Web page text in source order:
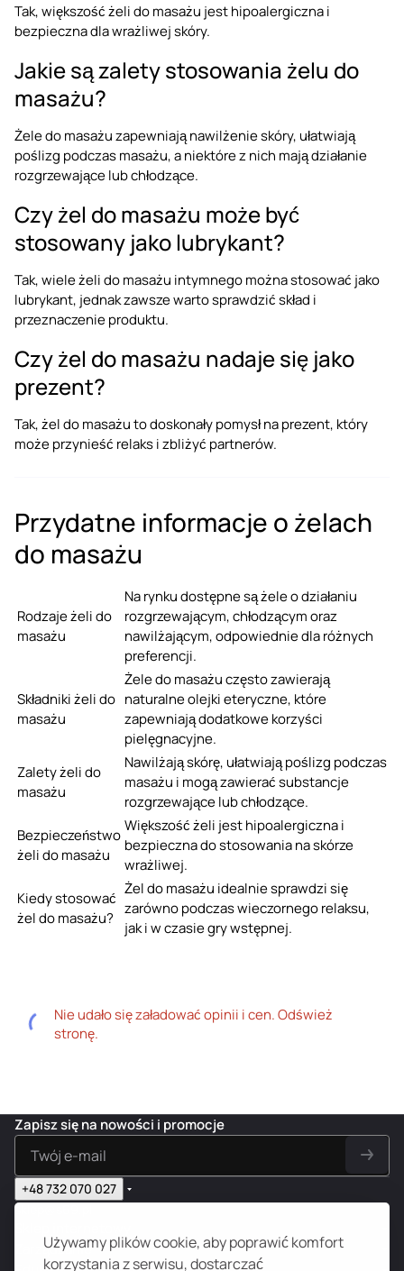
Używamy plików cookie, aby poprawić komfort
korzystania z serwisu, dostarczać
Tak, większość żeli do masażu jest hipoalergiczna i
bezpieczna dla wrażliwej skóry.
Jakie są zalety stosowania żelu do
masażu?
Żele do masażu zapewniają nawilżenie skóry, ułatwiają
poślizg podczas masażu, a niektóre z nich mają działanie
rozgrzewające lub chłodzące.
Czy żel do masażu może być
stosowany jako lubrykant?
Tak, wiele żeli do masażu intymnego można stosować jako
lubrykant, jednak zawsze warto sprawdzić skład i
przeznaczenie produktu.
Czy żel do masażu nadaje się jako
prezent?
Tak, żel do masażu to doskonały pomysł na prezent, który
może przynieść relaks i zbliżyć partnerów.
Przydatne informacje o żelach
do masażu
Rodzaje żeli do
masażu
Na rynku dostępne są żele o działaniu
rozgrzewającym, chłodzącym oraz
nawilżającym, odpowiednie dla różnych
preferencji.
Składniki żeli do
masażu
Żele do masażu często zawierają
naturalne olejki eteryczne, które
zapewniają dodatkowe korzyści
pielęgnacyjne.
Zalety żeli do
masażu
Nawilżają skórę, ułatwiają poślizg podczas
masażu i mogą zawierać substancje
rozgrzewające lub chłodzące.
Bezpieczeństwo
żeli do masażu
Większość żeli jest hipoalergiczna i
bezpieczna do stosowania na skórze
wrażliwej.
Kiedy stosować
żel do masażu?
Żel do masażu idealnie sprawdzi się
zarówno podczas wieczornego relaksu,
jak i w czasie gry wstępnej.
Nie udało się załadować opinii i cen. Odśwież
stronę.
Zapisz się na nowości i promocje
+48 732 070 027
sklep@s69.pl
Zarządzanie